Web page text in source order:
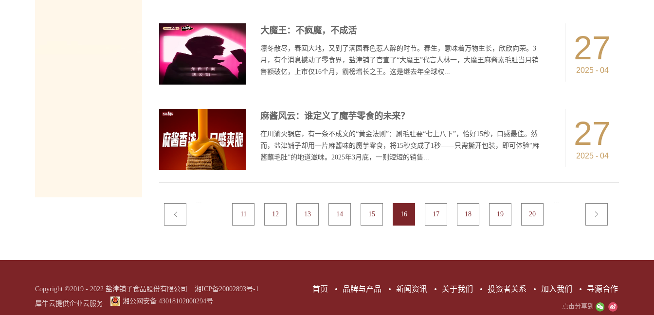
类，市场规模约60亿元，年均复合增长率20%以上，远超辣味零食平均水
平。然而巨大的消费潜力下，纵观市场，魔芋素毛肚仍存专家品牌空位。
盐津铺子深耕辣卤零食18年，持续创新产品品类，为休闲零食市场注入了
源源不断的生命力。 2020年，盐津铺子推出魔芋制品，获得市场的热烈
反响，3年年均复合增长率达到85%，远超行业平均水平，2023年上半
年，盐津铺子魔芋制品销售额2.23亿，同比增长163%，魔芋素毛肚在抖
智。 大魔王：为年轻而生 不同于盐津铺子母品牌给大众留下的印象，大
魔王品牌名的创新反差强烈，以更加年轻化、时尚潮流的姿态， 成为
年...
津铺子不仅在产品端进行多元化创新，更在渠道端进行深度营销，以增强品牌的年轻化形象，
吸引更多年轻用户。01PART.ONE理想零食 理想生活人们消费水平提升、健康意识的觉醒，健
康食品已成为休闲食品企业的共识。蒟蒻果冻因健康、低脂、低热量的特性迎来发展的“黄金
时代”，从零食市场的小众逐渐走向中心成为“顶流”。蒟蒻又称魔芋，在中国有着悠久的种植
进胃肠蠕动从而增强饱腹感，更加健康营养。同时，0脂0卡0糖0色素，能够满足解馋且0负担
上咸甜均可，自然清爽。产品上市后，吸引了一大批年轻、注重健康生活的消费者，成为新的
增长极。“蒟蒻满分”是盐津铺子旗下专注于蒟蒻零...
大魔王：不疯魔，不成活
凛冬散尽，春回大地，又到了满园春色惹人醉的时节。春生，意味着万物生长，欣欣向荣。3
月，有个消息撼动了零食界，盐津铺子官宣了“大魔王”代言人林一，大魔王麻酱素毛肚当月销
售额破亿，上市仅16个月，霸榜增长之王。这是继去年全球权...
“王者之气”的有力证明。目前，入局魔芋健康零食市场的品牌有30来家，竞争的主战场在产
品、渠道、心智之间不断转换，“你方唱罢我登台”的角逐中，脱颖而出的一定是擅于“攻心术”
的实力玩家。品牌左右着顾客的选择，竞争的终极战场是顾客心智的占领。大魔王魔芋素毛肚
显然已成功种草品类品牌“好吃正宗真过瘾”的属性，激发了消费者的兴趣和购买。小编专业码
粗暴喜欢“大魔王”魔芋素毛肚的原因。要不是借着大魔王“疯魔”的高势能，我又何德何能，这
回不再自谦小编而是以“本王”的霸气和格局，来与喜欢大魔王魔芋素毛肚的“王们”唠唠嗑呢。
27
2025 - 04
麻酱风云：谁定义了魔芋零食的未来？
在川渝火锅店，有一条不成文的“黄金法则”：涮毛肚要“七上八下”，恰好15秒，口感最佳。然
而，盐津铺子却用一片麻酱味的魔芋零食，将15秒变成了1秒——只需撕开包装，即可体验“麻
酱蘸毛肚”的地道滋味。2025年3月底，一则短短的销售...
速撬动了整个百亿市场？01PART.ONE经销商的烦恼：“怎么不早点上架？”2024年春节，东莞
经销商陈冲第一次进货麻酱素毛肚。“当时只是抱着试试看的心态，”他回忆，“10箱货，两天
内就空了，店员报数据时，我以为算错了。”他在门店观察发现，顾客购买时经常附带一句：
02PART.TWO舌尖上的黄金比例 成就正宗麻酱素毛肚答案或许藏在1300公里外的北京。为了
居”。这家600年历史的老字号，其芝麻酱素来被食客视为正宗麻酱的“金标准”。“第一次与六
27
2025 - 04
...
11
12 13 14 15 16 17 18 19 20
...
Copyright ©2019 - 2022 盐津铺子食品股份有限公司
湘ICP备20002893号-1
犀牛云提供企业云服务
湘公网安备 43018102000294号
首页 品牌与产品 新闻资讯 关于我们 投资者关系 加入我们 寻源合作
点击分享到